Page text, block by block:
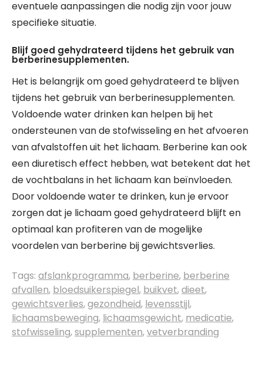
eventuele aanpassingen die nodig zijn voor jouw
specifieke situatie.
Blijf goed gehydrateerd tijdens het gebruik van
berberinesupplementen.
Het is belangrijk om goed gehydrateerd te blijven
tijdens het gebruik van berberinesupplementen.
Voldoende water drinken kan helpen bij het
ondersteunen van de stofwisseling en het afvoeren
van afvalstoffen uit het lichaam. Berberine kan ook
een diuretisch effect hebben, wat betekent dat het
de vochtbalans in het lichaam kan beïnvloeden.
Door voldoende water te drinken, kun je ervoor
zorgen dat je lichaam goed gehydrateerd blijft en
optimaal kan profiteren van de mogelijke
voordelen van berberine bij gewichtsverlies.
Tags: afslankprogramma, berberine, berberine
afvallen, bloedsuikerspiegel, buikvet,dieet,
gewichtsverlies,gezondheid, levensstijl,
lichaamsbeweging, lichaamsgewicht, medicatie,
stofwisseling,supplementen,vetverbranding